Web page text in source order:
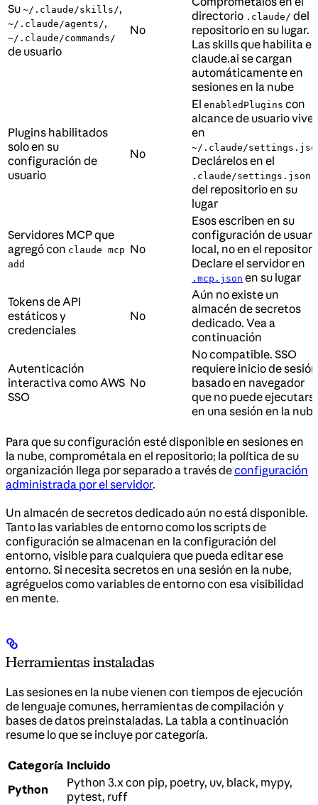
Su ~/.claude/skills/,
~/.claude/agents/,
~/.claude/commands/
de usuario
No
directorio .claude/ del
repositorio en su lugar.
Las skills que habilita en
claude.ai se cargan
automáticamente en
sesiones en la nube
Plugins habilitados
solo en su
configuración de
usuario
No
El enabledPlugins con
alcance de usuario vive
en
~/.claude/
Declárelos en el
.claude/settings.json
del repositorio en su
lugar
Servidores MCP que
agregó con claude mcp
add
No
Esos escriben en su
configuración de
local, no en el
Declare el servidor en
.mcp.json en su lugar
Tokens de API
estáticos y
credenciales
No
Aún no existe un
almacén de secretos
dedicado. Vea a
continuación
Autenticación
interactiva como AWS
SSO
No
No compatible. SSO
requiere inicio de sesión
basado en navegador
que no puede
en una sesión en la
Para que su configuración esté disponible en sesiones en
la nube, comprométala en el repositorio; la política de su
organización llega por separado a través deconfiguración
administrada por el servidor.
Un almacén de secretos dedicado aún no está disponible.
Tanto las variables de entorno como los scripts de
configuración se almacenan en la configuración del
entorno, visible para cualquiera que pueda editar ese
entorno. Si necesita secretos en una sesión en la nube,
agréguelos como variables de entorno con esa visibilidad
en mente.
Herramientas instaladas
Las sesiones en la nube vienen con tiempos de ejecución
de lenguaje comunes, herramientas de compilación y
bases de datos preinstaladas. La tabla a continuación
resume lo que se incluye por categoría.
Categoría Incluido
Python
Python 3.x con pip, poetry, uv, black, mypy,
pytest, ruff